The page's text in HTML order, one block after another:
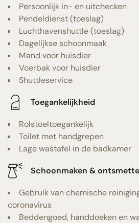
Persoonlijk in- en uitchecken
Pendeldienst (toeslag)
Luchthavenshuttle (toeslag)
Dagelijkse schoonmaak
Mand voor huisdier
Voerbak voor huisdier
Shuttleservice
Toegankelijkheid
Rolstoeltoegankelijk
Toilet met handgrepen
Lage wastafel in de badkamer
Schoonmaken &
Gebruik van chemische
coronavirus
Beddengoed, handdoeken en